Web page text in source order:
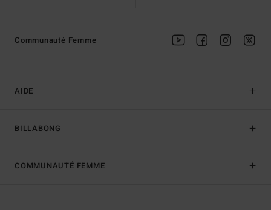
AIDE
BILLABONG
Communauté Femme
COMMUNAUTÉ FEMME